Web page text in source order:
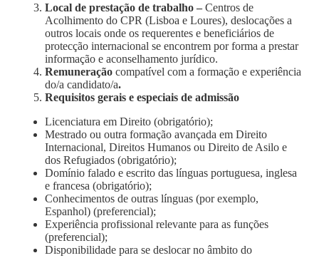
Local de prestação de trabalho – Centros de
Acolhimento do CPR (Lisboa e Loures), deslocações a
outros locais onde os requerentes e beneficiários de
protecção internacional se encontrem por forma a prestar
informação e aconselhamento jurídico.
Remuneração compatível com a formação e experiência
do/a candidato/a.
Requisitos gerais e especiais de admissão
Licenciatura em Direito (obrigatório);
Mestrado ou outra formação avançada em Direito
Internacional, Direitos Humanos ou Direito de Asilo e
dos Refugiados (obrigatório);
Domínio falado e escrito das línguas portuguesa, inglesa
e francesa (obrigatório);
Conhecimentos de outras línguas (por exemplo,
Espanhol) (preferencial);
Experiência profissional relevante para as funções
(preferencial);
Disponibilidade para se deslocar no âmbito do